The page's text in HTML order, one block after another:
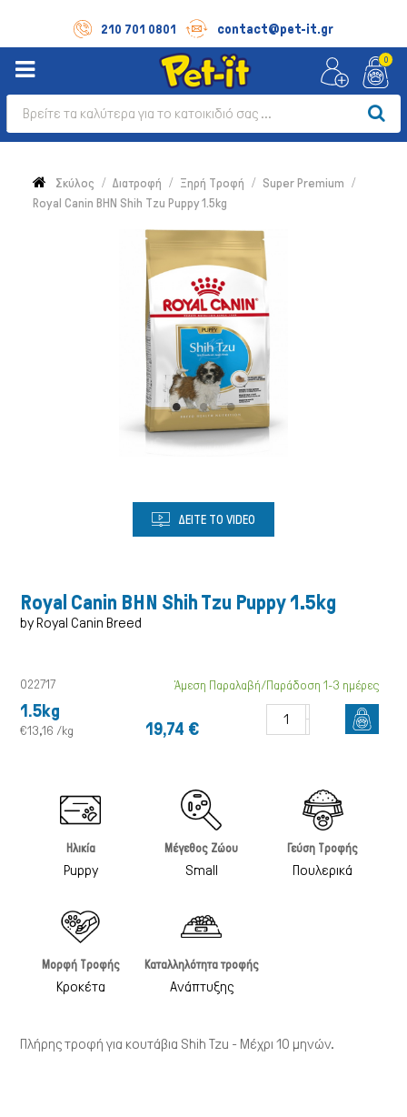
210 701 0801 contact@pet-it.gr
Σκύλος
0
Σκύλος Διατροφή Ξηρή Τροφή
Super Premium
Royal Canin BHN Shih Tzu Puppy 1.5kg
ΔΕΙΤΕ ΤΟ VIDEO
Royal Canin BHN Shih Tzu Puppy 1.5kg
by Royal Canin Breed
1.5kg
€13,16 /kg
022717 Άμεση Παραλαβή/Παράδοση 1-3 ημέρες
19,74 €
Ηλικία
Puppy
Μέγεθος Ζώου
Small
Γεύση Τροφής
Πουλερικά
Μορφή Τροφής
Κροκέτα
Καταλληλότητα τροφής
Ανάπτυξης
Πλήρης τροφή για κουτάβια Shih Tzu - Μέχρι 10 μηνών.